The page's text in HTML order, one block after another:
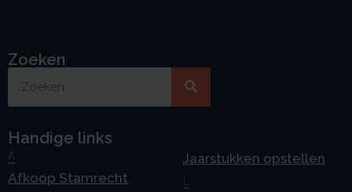
Zoeken
Handige links
A
Afkoop Stamrecht
Jaarstukken opstellen